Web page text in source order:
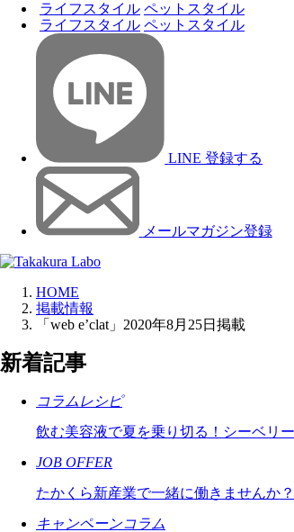
ライフスタイル ペットスタイル
ライフスタイル ペットスタイル
LINE 登録する
メールマガジン登録
HOME
掲載情報
「web e’clat」2020年8月25日掲載
新着記事
コラムレシピ
飲む美容液で夏を乗り切る！シーベリ
JOB OFFER
たかくら新産業で一緒に働きませんか？
キャンペーンコラム